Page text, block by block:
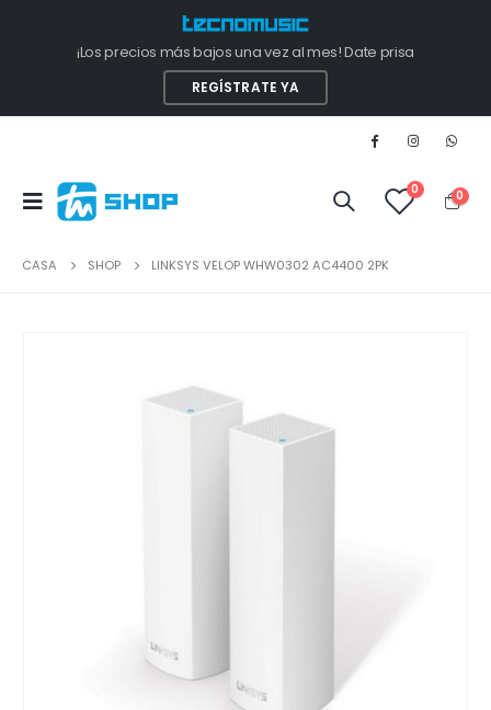
¡Los precios más bajos una vez al mes! Date prisa
REGÍSTRATE YA
0 0
CASA SHOP LINKSYS VELOP WHW0302 AC4400 2PK